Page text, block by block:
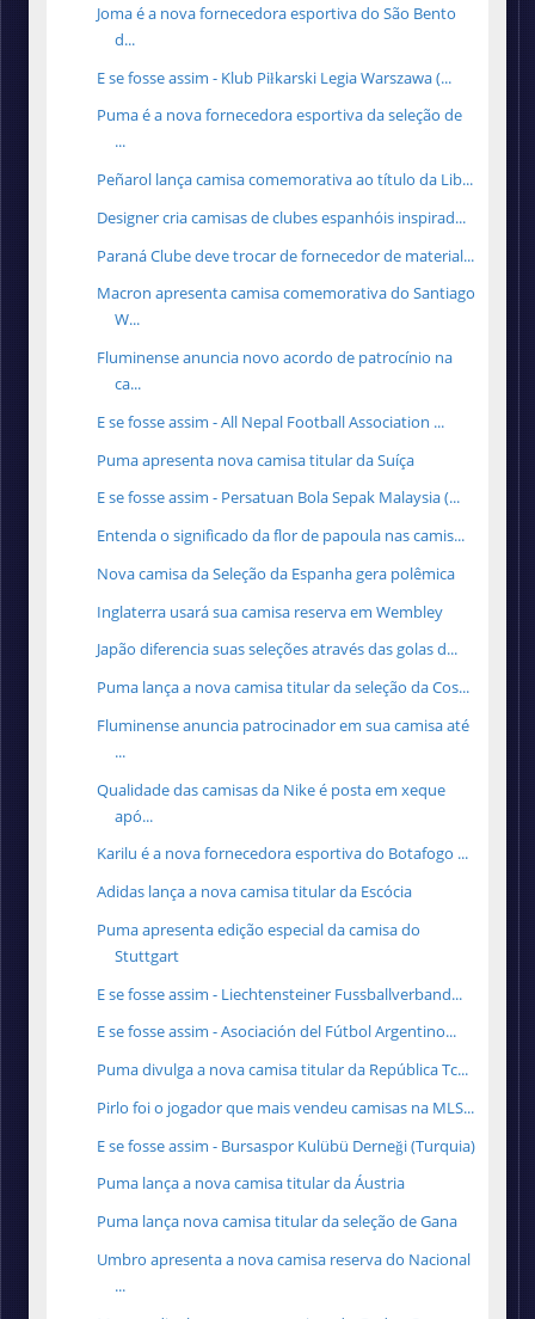
Joma é a nova fornecedora esportiva do São Bento
d...
E se fosse assim - Klub Piłkarski Legia Warszawa (...
Puma é a nova fornecedora esportiva da seleção de
...
Peñarol lança camisa comemorativa ao título da Lib...
Designer cria camisas de clubes espanhóis inspirad...
Paraná Clube deve trocar de fornecedor de material...
Macron apresenta camisa comemorativa do Santiago
W...
Fluminense anuncia novo acordo de patrocínio na
ca...
E se fosse assim - All Nepal Football Association ...
Puma apresenta nova camisa titular da Suíça
E se fosse assim - Persatuan Bola Sepak Malaysia (...
Entenda o significado da flor de papoula nas camis...
Nova camisa da Seleção da Espanha gera polêmica
Inglaterra usará sua camisa reserva em Wembley
Japão diferencia suas seleções através das golas d...
Puma lança a nova camisa titular da seleção da Cos...
Fluminense anuncia patrocinador em sua camisa até
...
Qualidade das camisas da Nike é posta em xeque
apó...
Karilu é a nova fornecedora esportiva do Botafogo ...
Adidas lança a nova camisa titular da Escócia
Puma apresenta edição especial da camisa do
Stuttgart
E se fosse assim - Liechtensteiner Fussballverband...
E se fosse assim - Asociación del Fútbol Argentino...
Puma divulga a nova camisa titular da República Tc...
Pirlo foi o jogador que mais vendeu camisas na MLS...
E se fosse assim - Bursaspor Kulübü Derneği (Turquia)
Puma lança a nova camisa titular da Áustria
Puma lança nova camisa titular da seleção de Gana
Umbro apresenta a nova camisa reserva do Nacional
...